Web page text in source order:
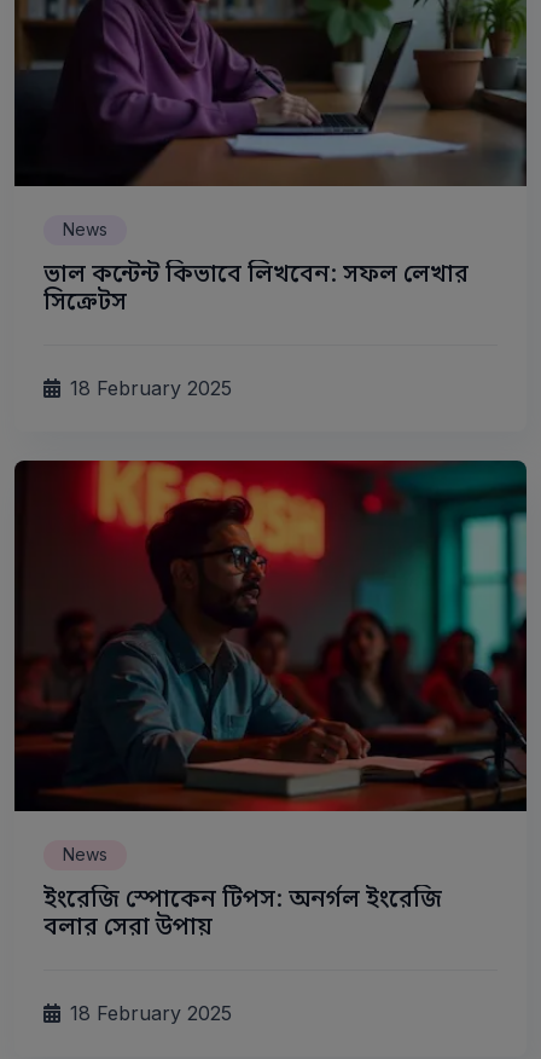
News
ভাল কন্টেন্ট কিভাবে লিখবেন: সফল লেখার
সিক্রেটস
18 February 2025
News
ইংরেজি স্পোকেন টিপস: অনর্গল ইংরেজি
বলার সেরা উপায়
18 February 2025